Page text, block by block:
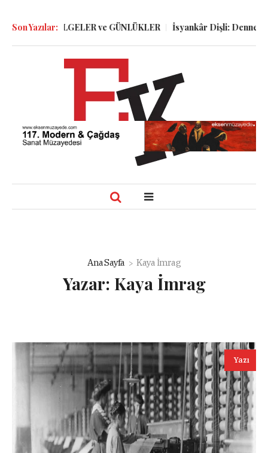
Son Yazılar:
GÖLGELER ve GÜNLÜKLER İsyankâr Dişli: Dennett,
Ana Sayfa Kaya İmrag
Yazar: Kaya İmrag
Yazı